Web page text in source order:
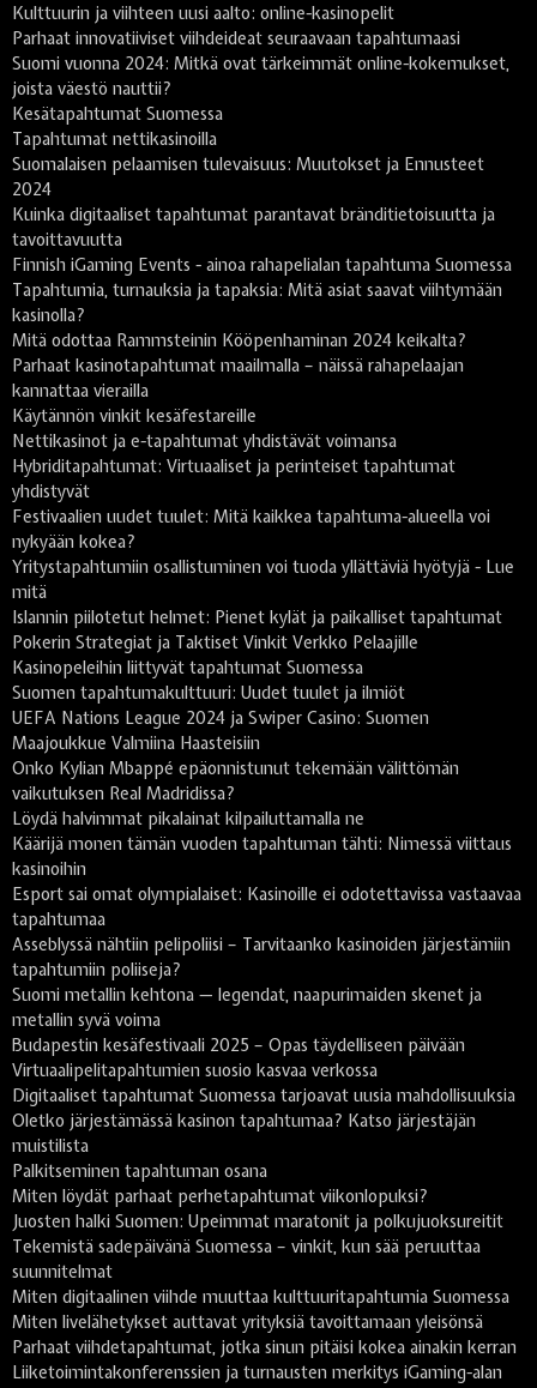
Kulttuurin ja viihteen uusi aalto: online-kasinopelit
Parhaat innovatiiviset viihdeideat seuraavaan tapahtumaasi
Suomi vuonna 2024: Mitkä ovat tärkeimmät online-kokemukset,
joista väestö nauttii?
Kesätapahtumat Suomessa
Tapahtumat nettikasinoilla
Suomalaisen pelaamisen tulevaisuus: Muutokset ja Ennusteet
2024
Kuinka digitaaliset tapahtumat parantavat bränditietoisuutta ja
tavoittavuutta
Finnish iGaming Events - ainoa rahapelialan tapahtuma Suomessa
Tapahtumia, turnauksia ja tapaksia: Mitä asiat saavat viihtymään
kasinolla?
Mitä odottaa Rammsteinin Kööpenhaminan 2024 keikalta?
Parhaat kasinotapahtumat maailmalla – näissä rahapelaajan
kannattaa vierailla
Käytännön vinkit kesäfestareille
Nettikasinot ja e-tapahtumat yhdistävät voimansa
Hybriditapahtumat: Virtuaaliset ja perinteiset tapahtumat
yhdistyvät
Festivaalien uudet tuulet: Mitä kaikkea tapahtuma-alueella voi
nykyään kokea?
Yritystapahtumiin osallistuminen voi tuoda yllättäviä hyötyjä - Lue
mitä
Islannin piilotetut helmet: Pienet kylät ja paikalliset tapahtumat
Pokerin Strategiat ja Taktiset Vinkit Verkko Pelaajille
Kasinopeleihin liittyvät tapahtumat Suomessa
Suomen tapahtumakulttuuri: Uudet tuulet ja ilmiöt
UEFA Nations League 2024 ja Swiper Casino: Suomen
Maajoukkue Valmiina Haasteisiin
Onko Kylian Mbappé epäonnistunut tekemään välittömän
vaikutuksen Real Madridissa?
Löydä halvimmat pikalainat kilpailuttamalla ne
Käärijä monen tämän vuoden tapahtuman tähti: Nimessä viittaus
kasinoihin
Esport sai omat olympialaiset: Kasinoille ei odotettavissa vastaavaa
tapahtumaa
Asseblyssä nähtiin pelipoliisi – Tarvitaanko kasinoiden järjestämiin
tapahtumiin poliiseja?
Suomi metallin kehtona — legendat, naapurimaiden skenet ja
metallin syvä voima
Budapestin kesäfestivaali 2025 – Opas täydelliseen päivään
Virtuaalipelitapahtumien suosio kasvaa verkossa
Digitaaliset tapahtumat Suomessa tarjoavat uusia mahdollisuuksia
Oletko järjestämässä kasinon tapahtumaa? Katso järjestäjän
muistilista
Palkitseminen tapahtuman osana
Miten löydät parhaat perhetapahtumat viikonlopuksi?
Juosten halki Suomen: Upeimmat maratonit ja polkujuoksureitit
Tekemistä sadepäivänä Suomessa – vinkit, kun sää peruuttaa
suunnitelmat
Miten digitaalinen viihde muuttaa kulttuuritapahtumia Suomessa
Miten livelähetykset auttavat yrityksiä tavoittamaan yleisönsä
Parhaat viihdetapahtumat, jotka sinun pitäisi kokea ainakin kerran
Liiketoimintakonferenssien ja turnausten merkitys iGaming-alan